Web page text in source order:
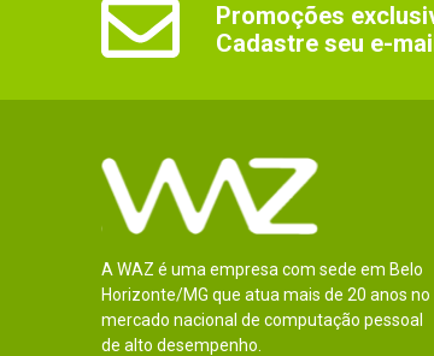
Promoções
Cadastre seu e-
A WAZ é uma empresa com sede em Belo
Horizonte/MG que atua mais de 20 anos no
mercado nacional de computação pessoal
de alto desempenho.